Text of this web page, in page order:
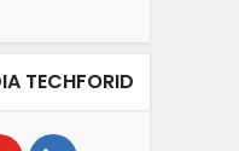
TECHFORID